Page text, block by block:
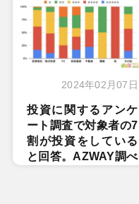
2024年02月07日
投資に関するアンケ
ート調査で対象者の7
割が投資をしている
と回答。AZWAY調べ